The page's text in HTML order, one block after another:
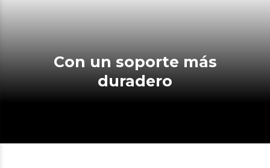
Con un soporte más
duradero